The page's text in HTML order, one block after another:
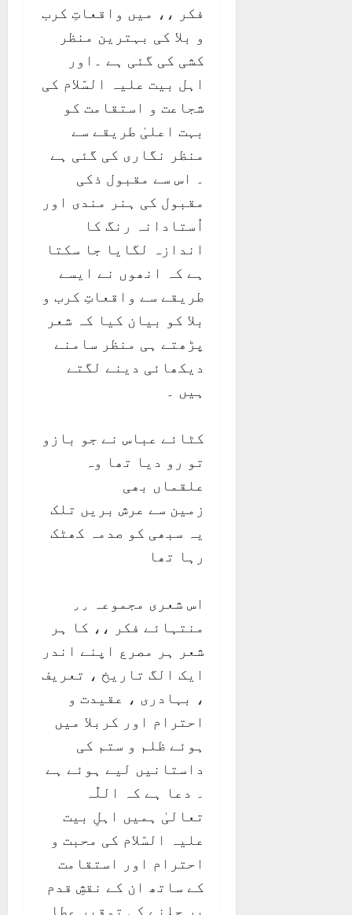
فکر ،، میں واقعاتِ کرب
و بلا کی بہترین منظر
کشی کی گئی ہے ۔اور
اہل بیت علیہ السّلام کی
شجاعت و استقامت کو
بہت اعلیٰ طریقے سے
منظر نگاری کی گئی ہے
۔ اس سے مقبول ذکی
مقبول کی ہنر مندی اور
اُستادانہ رنگ کا
اندازہ لگایا جا سکتا
ہے کہ انھوں نے ایسے
طریقے سے واقعاتِ کرب و
بلا کو بیان کیا کہ شعر
پڑھتے ہی منظر سامنے
دیکھائی دینے لگتے
ہیں ۔
کٹائے عباس نے جو بازو
تو رو دیا تھا وہ
علقماں بھی
زمین سے عرش بریں تلک
یہ سبھی کو صدمہ کھٹک
رہا تھا
اس شعری مجموعہ ٫٫
منتہائے فکر ،، کا ہر
شعر ہر مصرع اپنے اندر
ایک الگ تاریخ ، تعریف
، بہادری ، عقیدت و
احترام اور کربلا میں
ہوئے ظلم و ستم کی
داستانیں لیے ہوئے ہے
۔ دعا ہے کہ اللّٰہ
تعالیٰ ہمیں اہلِ بیت
علیہ السّلام کی محبت و
احترام اور استقامت
کے ساتھ ان کے نقشِ قدم
پر چلنے کی توقیر عطا